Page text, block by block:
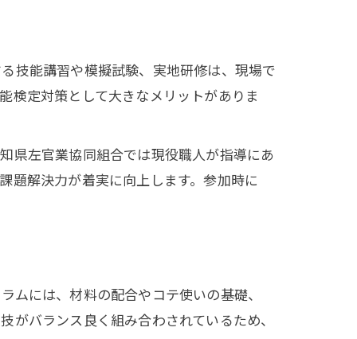
技能講習や模擬試験、実地研修は、現場で
検定対策として大きなメリットがありま
県左官業協同組合では現役職人が指導にあ
題解決力が着実に向上します。参加時に
には、材料の配合やコテ使いの基礎、
バランス良く組み合わされているため、